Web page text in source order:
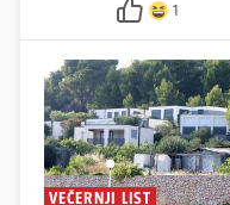
1